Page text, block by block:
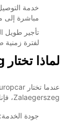
خدمة
مباشرة إلى
تأجير طويل
لفترة زمنية
لماذا تختار Europcar Zalaegerszeg؟
Zalaegerszeg، فإنك تستفيد من:
جودة